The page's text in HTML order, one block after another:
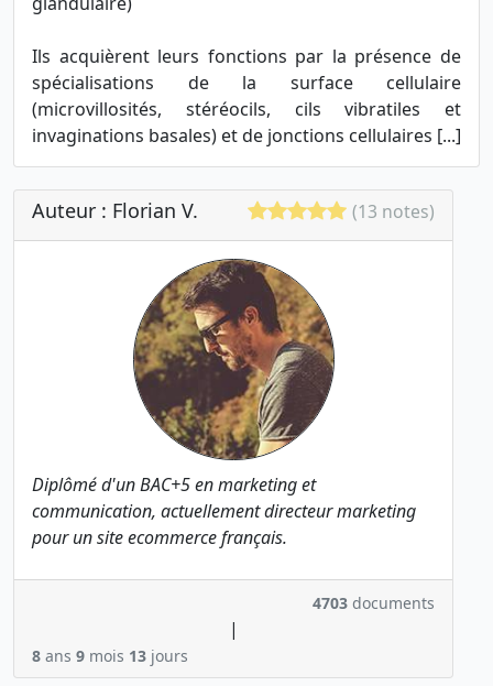
Ils acquièrent leurs fonctions par la présence de
spécialisations de la surface cellulaire
(microvillosités, stéréocils, cils vibratiles et
invaginations basales) et de jonctions cellulaires [...]
Auteur : Florian V. (13 notes)
Diplômé d'un BAC+5 en marketing et
communication, actuellement directeur marketing
pour un site ecommerce français.
4703 documents
|
8 ans 9 mois 13 jours